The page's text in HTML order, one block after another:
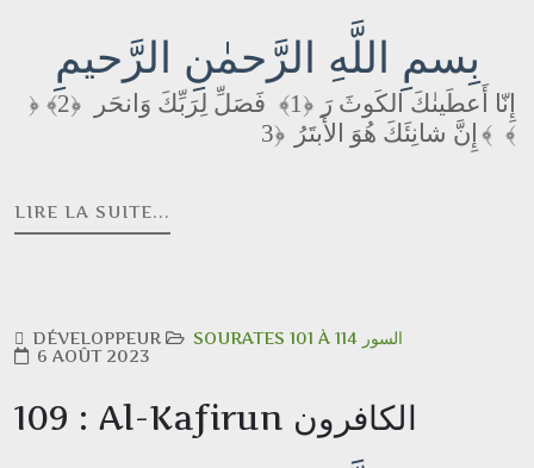
بِسمِ اللَّهِ الرَّحمٰنِ الرَّحيمِ
﴿ إِنّا أَعطَينٰكَ الكَوثَ رَ ﴿1﴾ فَصَلِّ لِرَبِّكَ وَانحَر
﴿2﴾
إِنَّ شانِئَكَ هُوَ الأَبتَرُ ﴿3﴾ ﴾
LIRE LA SUITE...
DÉVELOPPEUR
SOURATES 101 À 114 السور
6 AOÛT 2023
109 : Al-Kafirun الكافرون